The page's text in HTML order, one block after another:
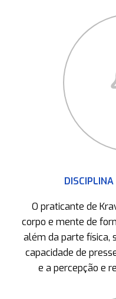
O praticante de
corpo e mente de
além da parte física,
capacidade de
e a percepção e